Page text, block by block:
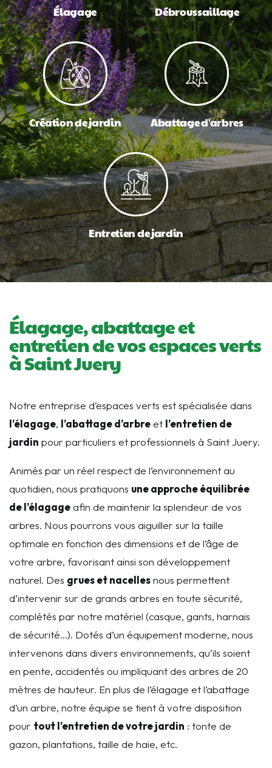
Élagage Débroussaillage
Création de jardin Abattage d'arbres
Entretien de jardin
Élagage, abattage et
entretien de vos espaces verts
à Saint Juery
Notre entreprise d’espaces verts est spécialisée dans
l’élagage, l’abattage d’arbreet l’entretien de
jardin pour particuliers et professionnels à Saint Juery.
Animés par un réel respect de l’environnement au
quotidien, nous pratiquons une approche équilibrée
de l’élagageafin de maintenir la splendeur de vos
arbres. Nous pourrons vous aiguiller sur la taille
optimale en fonction des dimensions et de l’âge de
votre arbre, favorisant ainsi son développement
naturel. Des grues et nacellesnous permettent
d’intervenir sur de grands arbres en toute sécurité,
complétés par notre matériel (casque, gants, harnais
de sécurité…). Dotés d’un équipement moderne, nous
intervenons dans divers environnements, qu’ils soient
en pente, accidentés ou impliquant des arbres de 20
mètres de hauteur. En plus de l’élagage et l’abattage
d’un arbre, notre équipe se tient à votre disposition
pour tout l’entretien de votre jardin : tonte de
gazon, plantations, taille de haie, etc.